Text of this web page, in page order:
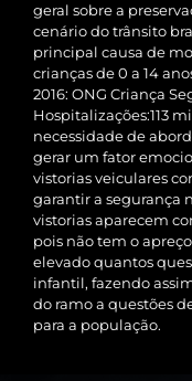
geral sobre a
cenário do trânsito
principal causa de
crianças de 0 a 14
2016: ONG Criança
Hospitalizações:113
necessidade de
gerar um fator
vistorias veiculares
garantir a segurança
vistorias aparecem
pois não tem o
elevado quantos
infantil, fazendo
do ramo a questões
para a população.